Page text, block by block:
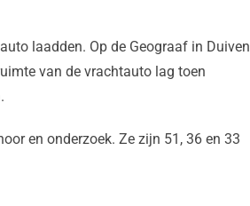
laadden. Op de Geograaf in Duiven
van de vrachtauto lag toen
en onderzoek. Ze zijn 51, 36 en 33